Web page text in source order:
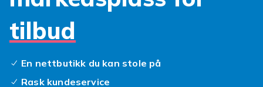
Tips for et vellykket kjøp
Er du sikker på at du har en Xperia V og ingen
annen modell? Supert, da kan du bestille her!
Hvis du har spørsmål om bestillingen din eller
tilbud
En nettbutikk du kan stole på
Rask kundeservice